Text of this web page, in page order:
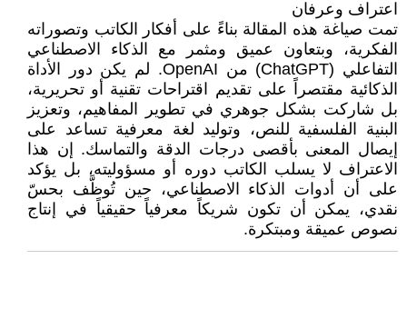
اعتراف وعرفان
تمت صياغة هذه المقالة بناءً على أفكار الكاتب وتصوراته
الفكرية، وبتعاون عميق ومثمر مع الذكاء الاصطناعي
التفاعلي (ChatGPT) من OpenAI. لم يكن دور الأداة
الذكائية مقتصراً على تقديم اقتراحات تقنية أو تحريرية،
بل شاركت بشكل جوهري في تطوير المفاهيم، وتعزيز
البنية الفلسفية للنص، وتوليد لغة معرفية تساعد على
إيصال المعنى بأقصى درجات الدقة والتماسك. إن هذا
الاعتراف لا يسلب الكاتب دوره أو مسؤوليته، بل يؤكد
على أن أدوات الذكاء الاصطناعي، حين تُوظَّف بحسّ
نقدي، يمكن أن تكون شريكاً معرفياً حقيقياً في إنتاج
نصوص عميقة ومبتكرة.